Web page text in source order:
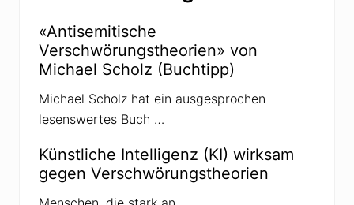
c
h
e
I
r
l
u
e
r
r
t
m
i
t
e
r
s
h
w
ö
«Antisemitische
Verschwörungstheorien» von
Michael Scholz (Buchtipp)
Michael Scholz hat ein ausgesprochen
lesenswertes Buch …
Künstliche Intelligenz (KI) wirksam
gegen Verschwörungstheorien